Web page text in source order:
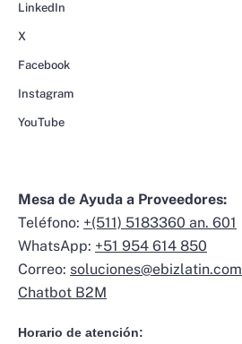
LinkedIn
X
Facebook
Instagram
YouTube
Mesa de Ayuda a Proveedores:
Teléfono: +(511) 5183360 an. 601
WhatsApp: +51 954 614 850
Correo: soluciones@ebizlatin.com
Chatbot B2M
Horario de atención: